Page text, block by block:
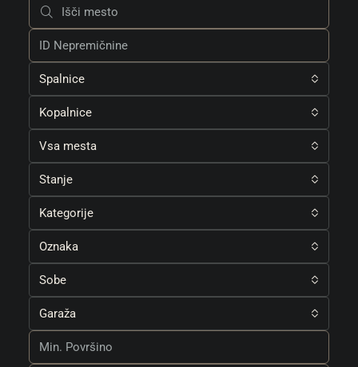
Spalnice
Kopalnice
Vsa mesta
Stanje
Kategorije
Oznaka
Sobe
Garaža